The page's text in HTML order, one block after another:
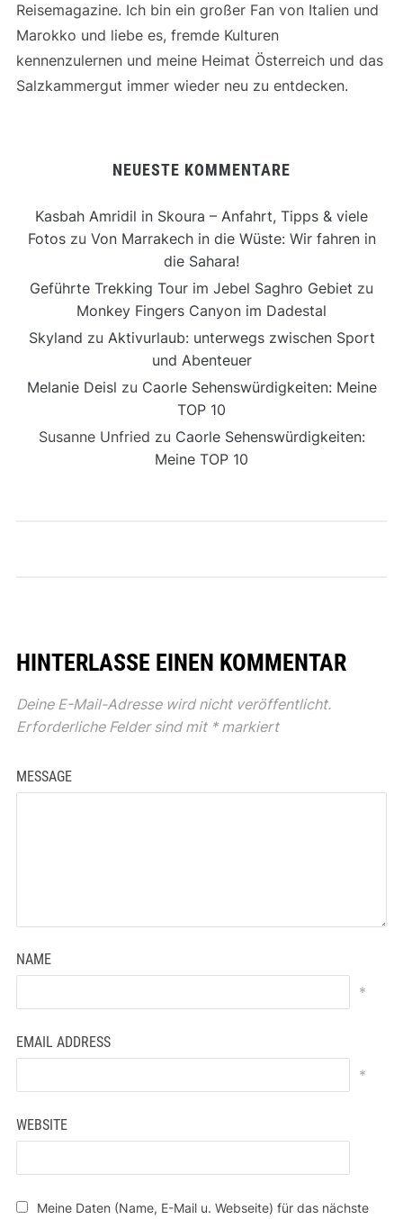
Reisemagazine. Ich bin ein großer Fan von Italien und
Marokko und liebe es, fremde Kulturen
kennenzulernen und meine Heimat Österreich und das
Salzkammergut immer wieder neu zu entdecken.
NEUESTE KOMMENTARE
Kasbah Amridil in Skoura – Anfahrt, Tipps & viele
Fotoszu Von Marrakech in die Wüste: Wir fahren in
die Sahara!
Geführte Trekking Tour im Jebel Saghro Gebiet zu
Monkey Fingers Canyon im Dadestal
Skyland zu Aktivurlaub: unterwegs zwischen Sport
und Abenteuer
Melanie Deisl zu Caorle Sehenswürdigkeiten: Meine
TOP 10
Susanne Unfried zu Caorle Sehenswürdigkeiten:
Meine TOP 10
HINTERLASSE EINEN KOMMENTAR
Deine E-Mail-Adresse wird nicht veröffentlicht.
Erforderliche Felder sind mit *markiert
MESSAGE
NAME
*
EMAIL ADDRESS
*
WEBSITE
Meine Daten (Name, E-Mail u. Webseite) für das nächste